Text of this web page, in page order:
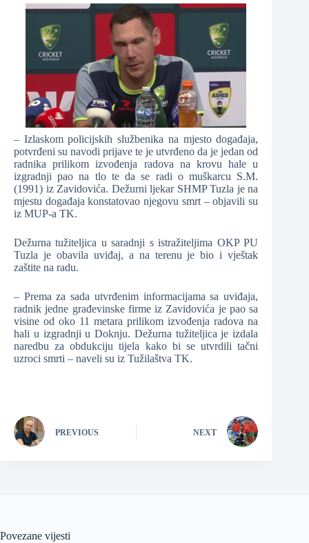
– Izlaskom policijskih službenika na mjesto događaja,
potvrđeni su navodi prijave te je utvrđeno da je jedan od
radnika prilikom izvođenja radova na krovu hale u
izgradnji pao na tlo te da se radi o muškarcu S.M.
(1991) iz Zavidovića. Dežurni ljekar SHMP Tuzla je na
mjestu događaja konstatovao njegovu smrt – objavili su
iz MUP-a TK.
Dežurna tužiteljica u saradnji s istražiteljima OKP PU
Tuzla je obavila uviđaj, a na terenu je bio i vještak
zaštite na radu.
– Prema za sada utvrđenim informacijama sa uviđaja,
radnik jedne građevinske firme iz Zavidovića je pao sa
visine od oko 11 metara prilikom izvođenja radova na
hali u izgradnji u Doknju. Dežurna tužiteljica je izdala
naredbu za obdukciju tijela kako bi se utvrdili tačni
uzroci smrti – naveli su iz Tužilaštva TK.
PREVIOUS NEXT
Povezane vijesti